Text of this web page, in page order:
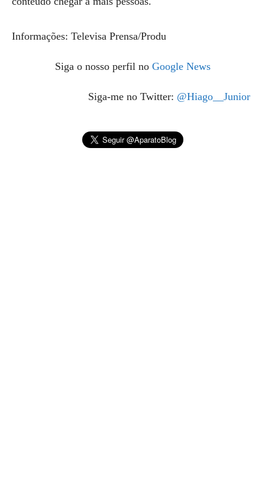
Informações: Televisa Prensa/Produ
Siga o nosso perfil no Google News
Siga-me no Twitter: @Hiago__Junior